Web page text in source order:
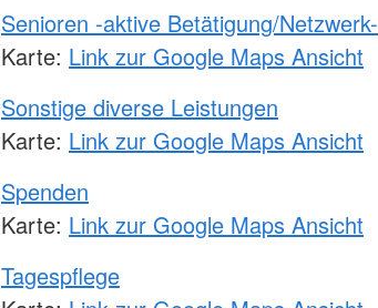
Senioren -aktive Betätigung/Netzwerk-
Karte: Link zur Google Maps Ansicht
Sonstige diverse Leistungen
Karte: Link zur Google Maps Ansicht
Spenden
Karte: Link zur Google Maps Ansicht
Tagespflege